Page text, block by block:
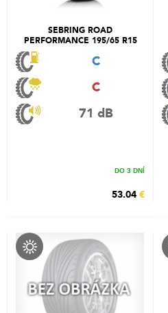
SEBRING ROAD
PERFORMANCE 195/65 R15
C
C
71 dB
DO 3 DNÍ
53.04 €